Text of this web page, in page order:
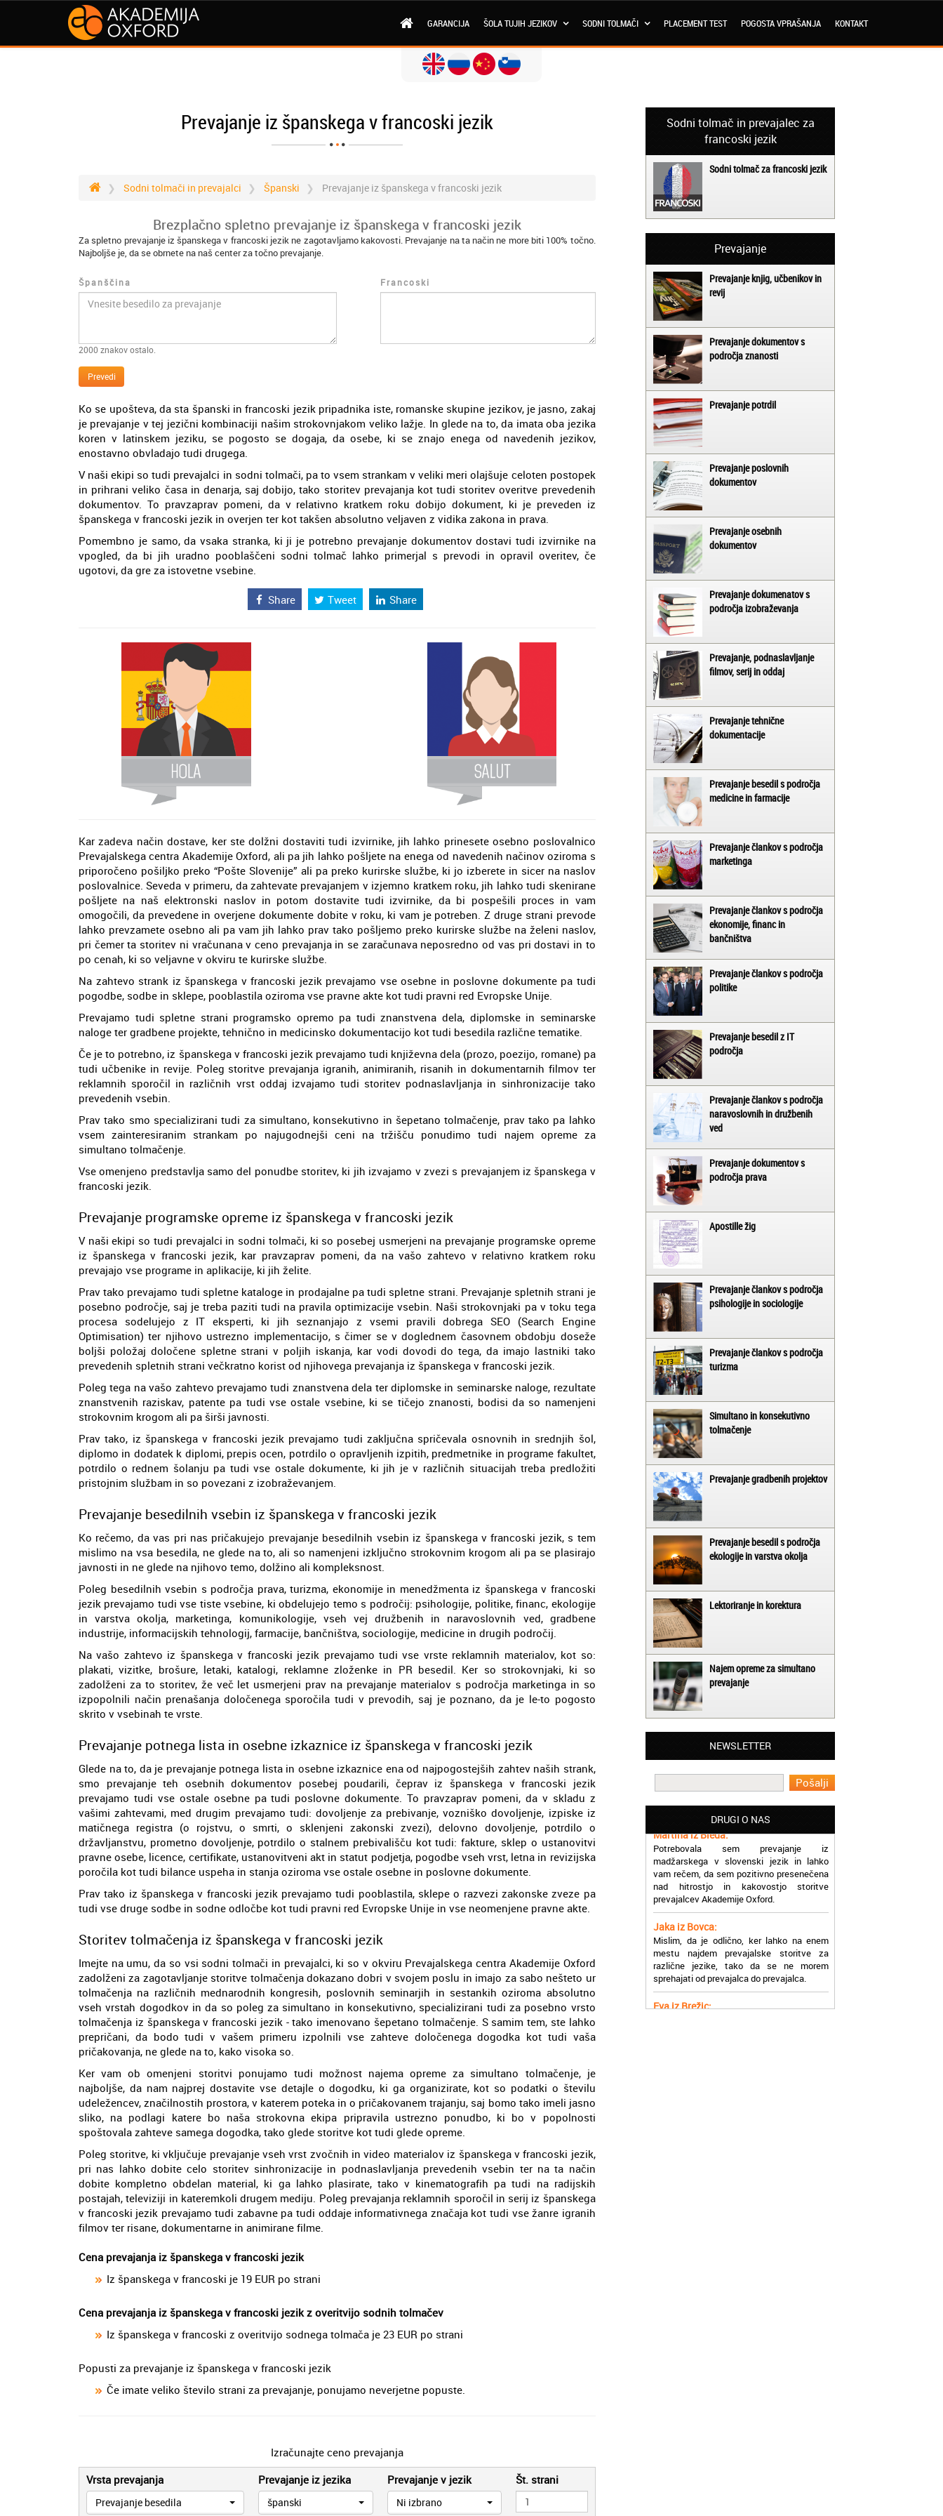
GARANCIJA ŠOLA TUJIH JEZIKOV SODNI TOLMAČI PLACEMENT TEST POGOSTA VPRAŠANJA KONTAKT
Prevajanje iz španskega v francoski jezik
Sodni tolmači in prevajalci Španski Prevajanje iz španskega v francoski jezik
Brezplačno spletno prevajanje iz španskega v francoski jezik
Za spletno prevajanje iz španskega v francoski jezik ne zagotavljamo kakovosti. Prevajanje na ta način ne more biti 100% točno.
Najboljše je, da se obrnete na naš center za točno prevajanje.
Španščina
2000 znakov ostalo.
Francoski
Prevedi
Ko se upošteva, da sta španski in francoski jezik pripadnika iste, romanske skupine jezikov, je jasno, zakaj
je prevajanje v tej jezični kombinaciji našim strokovnjakom veliko lažje. In glede na to, da imata oba jezika
koren v latinskem jeziku, se pogosto se dogaja, da osebe, ki se znajo enega od navedenih jezikov,
enostavno obvladajo tudi drugega.
V naši ekipi so tudi prevajalci in sodni tolmači, pa to vsem strankam v veliki meri olajšuje celoten postopek
in prihrani veliko časa in denarja, saj dobijo, tako storitev prevajanja kot tudi storitev overitve prevedenih
dokumentov. To pravzaprav pomeni, da v relativno kratkem roku dobijo dokument, ki je preveden iz
španskega v francoski jezik in overjen ter kot takšen absolutno veljaven z vidika zakona in prava.
Pomembno je samo, da vsaka stranka, ki ji je potrebno prevajanje dokumentov dostavi tudi izvirnike na
vpogled, da bi jih uradno pooblaščeni sodni tolmač lahko primerjal s prevodi in opravil overitev, če
ugotovi, da gre za istovetne vsebine.
Share Tweet Share
Kar zadeva način dostave, ker ste dolžni dostaviti tudi izvirnike, jih lahko prinesete osebno poslovalnico
Prevajalskega centra Akademije Oxford, ali pa jih lahko pošljete na enega od navedenih načinov oziroma s
priporočeno pošiljko preko “Pošte Slovenije” ali pa preko kurirske službe, ki jo izberete in sicer na naslov
poslovalnice. Seveda v primeru, da zahtevate prevajanjem v izjemno kratkem roku, jih lahko tudi skenirane
pošljete na naš elektronski naslov in potom dostavite tudi izvirnike, da bi pospešili proces in vam
omogočili, da prevedene in overjene dokumente dobite v roku, ki vam je potreben. Z druge strani prevode
lahko prevzamete osebno ali pa vam jih lahko prav tako pošljemo preko kurirske službe na želeni naslov,
pri čemer ta storitev ni vračunana v ceno prevajanja in se zaračunava neposredno od vas pri dostavi in to
po cenah, ki so veljavne v okviru te kurirske službe.
Na zahtevo strank iz španskega v francoski jezik prevajamo vse osebne in poslovne dokumente pa tudi
pogodbe, sodbe in sklepe, pooblastila oziroma vse pravne akte kot tudi pravni red Evropske Unije.
Prevajamo tudi spletne strani programsko opremo pa tudi znanstvena dela, diplomske in seminarske
naloge ter gradbene projekte, tehnično in medicinsko dokumentacijo kot tudi besedila različne tematike.
Če je to potrebno, iz španskega v francoski jezik prevajamo tudi književna dela (prozo, poezijo, romane) pa
tudi učbenike in revije. Poleg storitve prevajanja igranih, animiranih, risanih in dokumentarnih filmov ter
reklamnih sporočil in različnih vrst oddaj izvajamo tudi storitev podnaslavljanja in sinhronizacije tako
prevedenih vsebin.
Prav tako smo specializirani tudi za simultano, konsekutivno in šepetano tolmačenje, prav tako pa lahko
vsem zainteresiranim strankam po najugodnejši ceni na tržišču ponudimo tudi najem opreme za
simultano tolmačenje.
Vse omenjeno predstavlja samo del ponudbe storitev, ki jih izvajamo v zvezi s prevajanjem iz španskega v
francoski jezik.
Prevajanje programske opreme iz španskega v francoski jezik
V naši ekipi so tudi prevajalci in sodni tolmači, ki so posebej usmerjeni na prevajanje programske opreme
iz španskega v francoski jezik, kar pravzaprav pomeni, da na vašo zahtevo v relativno kratkem roku
prevajajo vse programe in aplikacije, ki jih želite.
Prav tako prevajamo tudi spletne kataloge in prodajalne pa tudi spletne strani. Prevajanje spletnih strani je
posebno področje, saj je treba paziti tudi na pravila optimizacije vsebin. Naši strokovnjaki pa v toku tega
procesa sodelujejo z IT eksperti, ki jih seznanjajo z vsemi pravili dobrega SEO (Search Engine
Optimisation) ter njihovo ustrezno implementacijo, s čimer se v doglednem časovnem obdobju doseže
boljši položaj določene spletne strani v poljih iskanja, kar vodi dovodi do tega, da imajo lastniki tako
prevedenih spletnih strani večkratno korist od njihovega prevajanja iz španskega v francoski jezik.
Poleg tega na vašo zahtevo prevajamo tudi znanstvena dela ter diplomske in seminarske naloge, rezultate
znanstvenih raziskav, patente pa tudi vse ostale vsebine, ki se tičejo znanosti, bodisi da so namenjeni
strokovnim krogom ali pa širši javnosti.
Prav tako, iz španskega v francoski jezik prevajamo tudi zaključna spričevala osnovnih in srednjih šol,
diplomo in dodatek k diplomi, prepis ocen, potrdilo o opravljenih izpitih, predmetnike in programe fakultet,
potrdilo o rednem šolanju pa tudi vse ostale dokumente, ki jih je v različnih situacijah treba predložiti
pristojnim službam in so povezani z izobraževanjem.
Prevajanje besedilnih vsebin iz španskega v francoski jezik
Ko rečemo, da vas pri nas pričakujejo prevajanje besedilnih vsebin iz španskega v francoski jezik, s tem
mislimo na vsa besedila, ne glede na to, ali so namenjeni izključno strokovnim krogom ali pa se plasirajo
javnosti in ne glede na njihovo temo, dolžino ali kompleksnost.
Poleg besedilnih vsebin s področja prava, turizma, ekonomije in menedžmenta iz španskega v francoski
jezik prevajamo tudi vse tiste vsebine, ki obdelujejo temo s področij: psihologije, politike, financ, ekologije
in varstva okolja, marketinga, komunikologije, vseh vej družbenih in naravoslovnih ved, gradbene
industrije, informacijskih tehnologij, farmacije, bančništva, sociologije, medicine in drugih področij.
Na vašo zahtevo iz španskega v francoski jezik prevajamo tudi vse vrste reklamnih materialov, kot so:
plakati, vizitke, brošure, letaki, katalogi, reklamne zloženke in PR besedil. Ker so strokovnjaki, ki so
zadolženi za to storitev, že več let usmerjeni prav na prevajanje materialov s področja marketinga in so
izpopolnili način prenašanja določenega sporočila tudi v prevodih, saj je poznano, da je le-to pogosto
skrito v vsebinah te vrste.
Prevajanje potnega lista in osebne izkaznice iz španskega v francoski jezik
Glede na to, da je prevajanje potnega lista in osebne izkaznice ena od najpogostejših zahtev naših strank,
smo prevajanje teh osebnih dokumentov posebej poudarili, čeprav iz španskega v francoski jezik
prevajamo tudi vse ostale osebne pa tudi poslovne dokumente. To pravzaprav pomeni, da v skladu z
vašimi zahtevami, med drugim prevajamo tudi: dovoljenje za prebivanje, vozniško dovoljenje, izpiske iz
matičnega registra (o rojstvu, o smrti, o sklenjeni zakonski zvezi), delovno dovoljenje, potrdilo o
državljanstvu, prometno dovoljenje, potrdilo o stalnem prebivališču kot tudi: fakture, sklep o ustanovitvi
pravne osebe, licence, certifikate, ustanovitveni akt in statut podjetja, pogodbe vseh vrst, letna in revizijska
poročila kot tudi bilance uspeha in stanja oziroma vse ostale osebne in poslovne dokumente.
Prav tako iz španskega v francoski jezik prevajamo tudi pooblastila, sklepe o razvezi zakonske zveze pa
tudi vse druge sodbe in sodne odločbe kot tudi pravni red Evropske Unije in vse neomenjene pravne akte.
Storitev tolmačenja iz španskega v francoski jezik
Imejte na umu, da so vsi sodni tolmači in prevajalci, ki so v okviru Prevajalskega centra Akademije Oxford
zadolženi za zagotavljanje storitve tolmačenja dokazano dobri v svojem poslu in imajo za sabo nešteto ur
tolmačenja na različnih mednarodnih kongresih, poslovnih seminarjih in sestankih oziroma absolutno
vseh vrstah dogodkov in da so poleg za simultano in konsekutivno, specializirani tudi za posebno vrsto
tolmačenja iz španskega v francoski jezik - tako imenovano šepetano tolmačenje. S samim tem, ste lahko
prepričani, da bodo tudi v vašem primeru izpolnili vse zahteve določenega dogodka kot tudi vaša
pričakovanja, ne glede na to, kako visoka so.
Ker vam ob omenjeni storitvi ponujamo tudi možnost najema opreme za simultano tolmačenje, je
najboljše, da nam najprej dostavite vse detajle o dogodku, ki ga organizirate, kot so podatki o številu
udeležencev, značilnostih prostora, v katerem poteka in o pričakovanem trajanju, saj bomo tako imeli jasno
sliko, na podlagi katere bo naša strokovna ekipa pripravila ustrezno ponudbo, ki bo v popolnosti
spoštovala zahteve samega dogodka, tako glede storitve kot tudi glede opreme.
Poleg storitve, ki vključuje prevajanje vseh vrst zvočnih in video materialov iz španskega v francoski jezik,
pri nas lahko dobite celo storitev sinhronizacije in podnaslavljanja prevedenih vsebin ter na ta način
dobite kompletno obdelan material, ki ga lahko plasirate, tako v kinematografih pa tudi na radijskih
postajah, televiziji in kateremkoli drugem mediju. Poleg prevajanja reklamnih sporočil in serij iz španskega
v francoski jezik prevajamo tudi zabavne pa tudi oddaje informativnega značaja kot tudi vse žanre igranih
filmov ter risane, dokumentarne in animirane filme.
Cena prevajanja iz španskega v francoski jezik
Iz španskega v francoski je 19 EUR po strani
Cena prevajanja iz španskega v francoski jezik z overitvijo sodnih tolmačev
Iz španskega v francoski z overitvijo sodnega tolmača je 23 EUR po strani
Popusti za prevajanje iz španskega v francoski jezik
Če imate veliko število strani za prevajanje, ponujamo neverjetne popuste.
Izračunajte ceno prevajanja
Vrsta prevajanja
Prevajanje besedila
Prevajanje iz jezika
španski
Prevajanje v jezik
Ni izbrano
Št. strani
Sodni tolmač in prevajalec za
francoski jezik
Sodni tolmač za francoski jezik
Prevajanje
Prevajanje knjig, učbenikov in
revij
Prevajanje dokumentov s
področja znanosti
Prevajanje potrdil
Prevajanje poslovnih
dokumentov
Prevajanje osebnih
dokumentov
Prevajanje dokumenatov s
področja izobraževanja
Prevajanje, podnaslavljanje
filmov, serij in oddaj
Prevajanje tehnične
dokumentacije
Prevajanje besedil s področja
medicine in farmacije
Prevajanje člankov s področja
marketinga
Prevajanje člankov s področja
ekonomije, financ in
bančništva
Prevajanje člankov s področja
politike
Prevajanje besedil z IT
področja
Prevajanje člankov s področja
naravoslovnih in družbenih
ved
Prevajanje dokumentov s
področja prava
Apostille žig
Prevajanje člankov s področja
psihologije in sociologije
Prevajanje člankov s področja
turizma
Simultano in konsekutivno
tolmačenje
Prevajanje gradbenih projektov
Prevajanje besedil s področja
ekologije in varstva okolja
Lektoriranje in korektura
Najem opreme za simultano
prevajanje
NEWSLETTER
DRUGI O NAS
Matjaž iz Ajdovščine:
Lahko pohvalim vse zaposlene v Akademiji
Oxford, ker so resnično profesionalni in
prevajalske storitve opravljajo hitro in
Martina iz Bleda:
Potrebovala sem prevajanje iz
madžarskega v slovenski jezik in lahko
vam rečem, da sem pozitivno presenečena
nad hitrostjo in kakovostjo storitve
prevajalcev Akademije Oxford.
Jaka iz Bovca:
mestu najdem prevajalske storitve za
različne jezike, tako da se ne morem
sprehajati od prevajalca do prevajalca.
Eva iz Brežic:
jezik, na spletu sem našla Oxford, jih